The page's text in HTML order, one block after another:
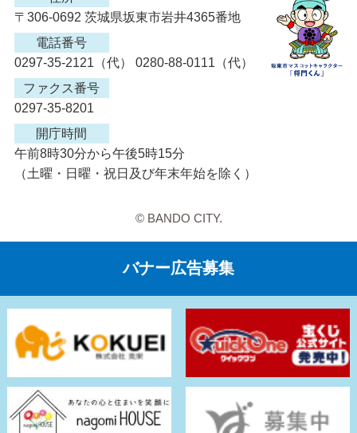
〒306-0692 茨城県坂東市岩井4365番地
電話番号
0297-35-2121（代） 0280-88-0111（代）
ファクス番号
0297-35-8201
開庁時間
午前8時30分から午後5時15分
（土曜・日曜・祝日及び年末年始を除く）
© BANDO CITY.
バナー広告募集